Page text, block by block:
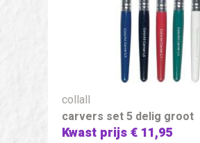
collall
carvers set 5 delig groot
Kwast prijs€ 11,95